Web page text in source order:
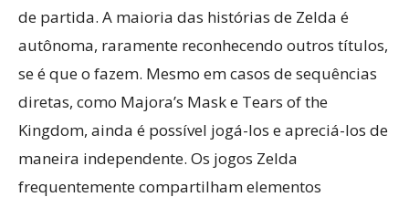
de partida. A maioria das histórias de Zelda é
autônoma, raramente reconhecendo outros títulos,
se é que o fazem. Mesmo em casos de sequências
diretas, como Majora’s Mask e Tears of the
Kingdom, ainda é possível jogá-los e apreciá-los de
maneira independente. Os jogos Zelda
frequentemente compartilham elementos